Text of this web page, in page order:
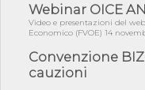
norme UE in m...
05/08/26 - DL
05/08/26 - Focus OICE
amminist...
Webinar OICE
Video e presentazioni del
Economico (FVOE) 14
Convenzione
cauzioni